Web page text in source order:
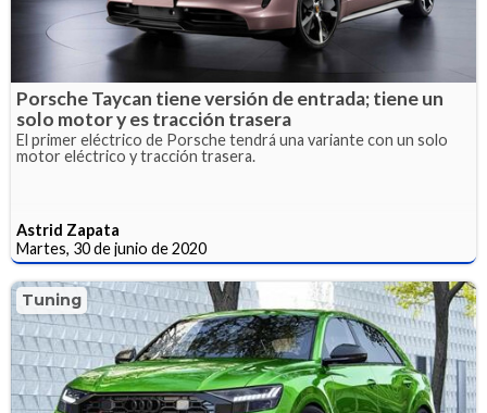
Porsche Taycan tiene versión de entrada; tiene un
solo motor y es tracción trasera
El primer eléctrico de Porsche tendrá una variante con un solo
motor eléctrico y tracción trasera.
Astrid Zapata
Martes, 30 de junio de 2020
Tuning